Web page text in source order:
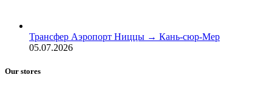
Трансфер Аэропорт Ниццы → Кань-сюр-Мер
05.07.2026
Our stores